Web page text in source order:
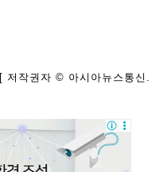
[ 저작권자 © 아시아뉴스통신